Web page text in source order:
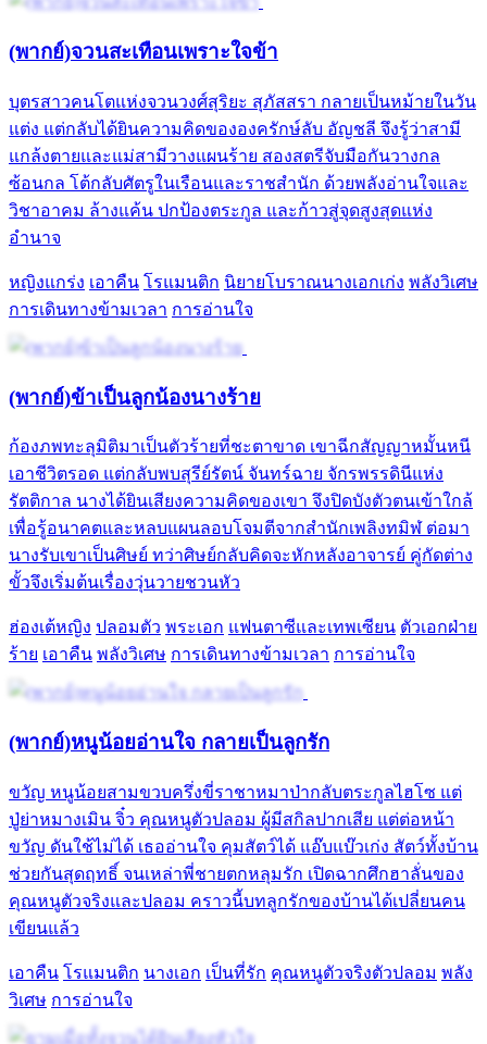
(พากย์)จวนสะเทือนเพราะใจข้า
บุตรสาวคนโตแห่งจวนวงศ์สุริยะ สุภัสสรา กลายเป็นหม้ายในวัน
แต่ง แต่กลับได้ยินความคิดขององครักษ์ลับ อัญชลี จึงรู้ว่าสามี
แกล้งตายและแม่สามีวางแผนร้าย สองสตรีจับมือกันวางกล
ซ้อนกล โต้กลับศัตรูในเรือนและราชสำนัก ด้วยพลังอ่านใจและ
วิชาอาคม ล้างแค้น ปกป้องตระกูล และก้าวสู่จุดสูงสุดแห่ง
อำนาจ
หญิงแกร่ง เอาคืน โรแมนติก นิยายโบราณนางเอกเก่ง พลังวิเศษ
การเดินทางข้ามเวลา การอ่านใจ
(พากย์)ข้าเป็นลูกน้องนางร้าย
ก้องภพทะลุมิติมาเป็นตัวร้ายที่ชะตาขาด เขาฉีกสัญญาหมั้นหนี
เอาชีวิตรอด แต่กลับพบสุรีย์รัตน์ จันทร์ฉาย จักรพรรดินีแห่ง
รัตติกาล นางได้ยินเสียงความคิดของเขา จึงปิดบังตัวตนเข้าใกล้
เพื่อรู้อนาคตและหลบแผนลอบโจมตีจากสำนักเพลิงทมิฬ ต่อมา
นางรับเขาเป็นศิษย์ ทว่าศิษย์กลับคิดจะหักหลังอาจารย์ คู่กัดต่าง
ขั้วจึงเริ่มต้นเรื่องวุ่นวายชวนหัว
ฮ่องเต้หญิง ปลอมตัว พระเอก แฟนตาซีและเทพเซียน ตัวเอกฝ่าย
ร้าย เอาคืน พลังวิเศษ การเดินทางข้ามเวลา การอ่านใจ
(พากย์)หนูน้อยอ่านใจ กลายเป็นลูกรัก
ขวัญ หนูน้อยสามขวบครึ่งขี่ราชาหมาป่ากลับตระกูลไฮโซ แต่
ปู่ย่าหมางเมิน จิ๋ว คุณหนูตัวปลอม ผู้มีสกิลปากเสีย แต่ต่อหน้า
ขวัญ ดันใช้ไม่ได้ เธออ่านใจ คุมสัตว์ได้ แอ๊บแบ๊วเก่ง สัตว์ทั้งบ้าน
ช่วยกันสุดฤทธิ์ จนเหล่าพี่ชายตกหลุมรัก เปิดฉากศึกฮาลั่นของ
คุณหนูตัวจริงและปลอม คราวนี้บทลูกรักของบ้านได้เปลี่ยนคน
เขียนแล้ว
เอาคืน โรแมนติก นางเอก เป็นที่รัก คุณหนูตัวจริงตัวปลอม พลัง
วิเศษ การอ่านใจ